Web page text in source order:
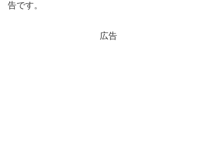
告です。
広告